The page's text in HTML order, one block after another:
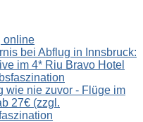
online
bei Abflug in Innsbruck:
im 4* Riu Bravo Hotel
wie nie zuvor - Flüge im
27€ (zzgl.